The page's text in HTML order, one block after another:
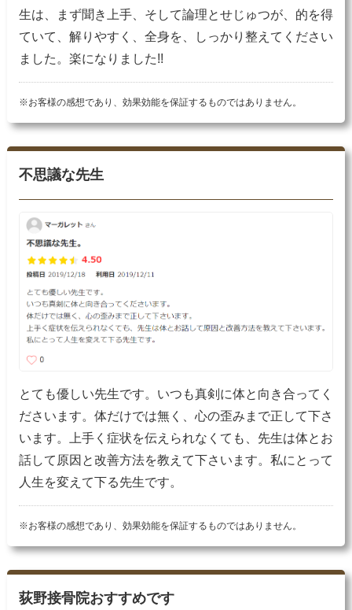
生は、まず聞き上手、そして論理とせじゅつが、的を得
ていて、解りやすく、全身を、しっかり整えてください
ました。楽になりました!!
※お客様の感想であり、効果効能を保証するものではありません。
不思議な先生
とても優しい先生です。いつも真剣に体と向き合ってく
ださいます。体だけでは無く、心の歪みまで正して下さ
います。上手く症状を伝えられなくても、先生は体とお
話して原因と改善方法を教えて下さいます。私にとって
人生を変えて下る先生です。
※お客様の感想であり、効果効能を保証するものではありません。
荻野接骨院おすすめです